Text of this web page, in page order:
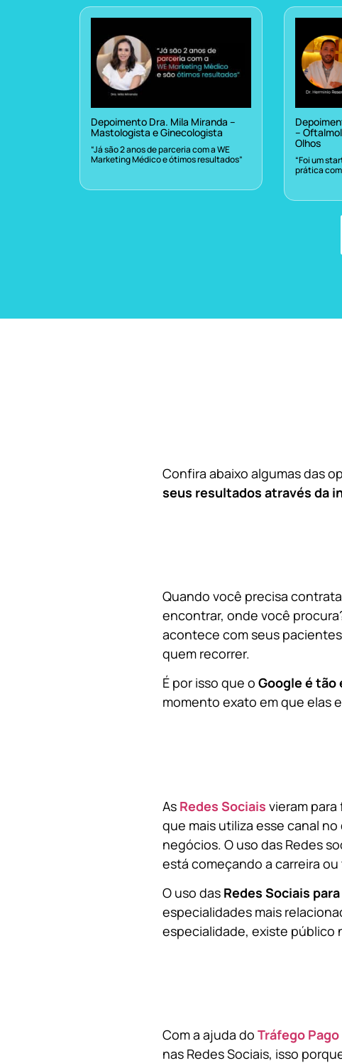
Depoimento Dra. Mila Miranda –
Mastologista e Ginecologista
“Já são 2 anos de parceria com a WE
Marketing Médico e ótimos resultados”
–
Olhos
“Foi um
prática
Confira abaixo algumas das
seus resultados através da
Quando você precisa
encontrar, onde você
acontece com seus
quem recorrer.
É por isso que o Google é
momento exato em que elas
As Redes Sociais vieram
que mais utiliza esse canal
negócios. O uso das Redes
está começando a carreira
O uso das Redes Sociais
especialidades mais
especialidade, existe público
Com a ajuda do Tráfego
nas Redes Sociais, isso